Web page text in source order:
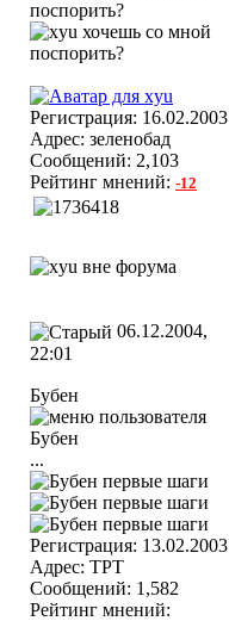
Регистрация: 16.02.2003
Адрес: зеленобад
Сообщений: 2,103
Рейтинг мнений: -12
06.12.2004,
22:01
Бубен
...
Регистрация: 13.02.2003
Адрес: TPT
Сообщений: 1,582
Рейтинг мнений: